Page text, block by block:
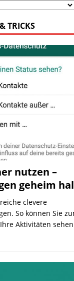
TRICKS
nutzen –
geheim
clevere
So können Sie
Aktivitäten